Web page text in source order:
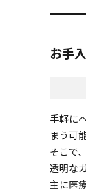
お手
手軽に
まう可
そこで
透明な
主に医